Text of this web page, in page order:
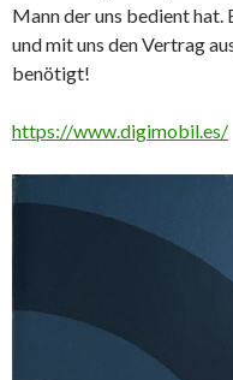
Mann der uns bedient hat.
und mit uns den Vertrag
benötigt!
https://www.digimobil.es/